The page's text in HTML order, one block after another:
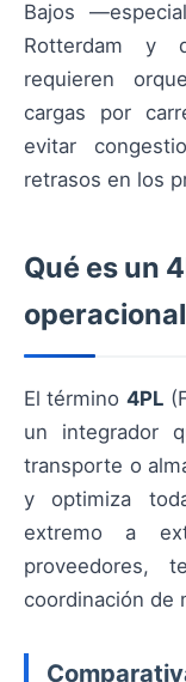
Bajos
Rotterdam y
requieren
cargas por
evitar
retrasos en los
Qué es un
El término 4PL
un integrador
transporte o
y optimiza
extremo a
proveedores,
coordinación de